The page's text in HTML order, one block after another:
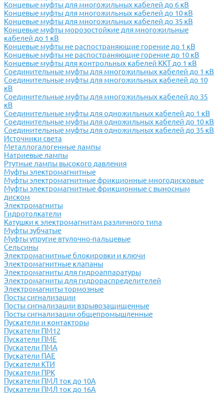
Концевые муфты для многожильных кабелей до 6 кВ
Концевые муфты для многожильных кабелей до 10 кВ
Концевые муфты для многожильных кабелей до 35 кВ
Концевые муфты морозостойкие для многожильные
кабелей до 1 кВ
Концевые муфты не распостраняющие горение до 1 кВ
Концевые муфты не распостраняющие горение до 10 кВ
Концевые муфты для контрольных кабелей ККТ до 1 кВ
Соединительные муфты для многожильных кабелей до 1 кВ
Соединительные муфты для многожильных кабелей до 10
кВ
Соединительные муфты для многожильных кабелей до 35
кВ
Соединительные муфты для одножильных кабелей до 1 кВ
Соединительные муфты для одножильных кабелей до 10 кВ
Соединительные муфты для одножильных кабелей до 35 кВ
Источники света
Металлогалогенные лампы
Натриевые лампы
Ртутные лампы высокого давления
Муфты электромагнитные
Муфты электромагнитные фрикционные многодисковые
Муфты электромагнитные фрикционные с выносным
диском
Электромагниты
Гидротолкатели
Катушки к электромагнитам различного типа
Муфты зубчатые
Муфты упругие втулочно-пальцевые
Сельсины
Электромагнитные блокировки и ключи
Электромагнитные клапаны
Электромагниты для гидроаппаратуры
Электромагниты для гидрораспределителей
Электромагниты тормозные
Посты сигнализации
Посты сигнализации взрывозащищенные
Посты сигнализации общепромышленные
Пускатели и контакторы
Пускатели ПМ12
Пускатели ПМЕ
Пускатели ПМА
Пускатели ПАЕ
Пускатели КТИ
Пускатели ПРК
Пускатели ПМЛ ток до 10А
Пускатели ПМЛ ток до 16А